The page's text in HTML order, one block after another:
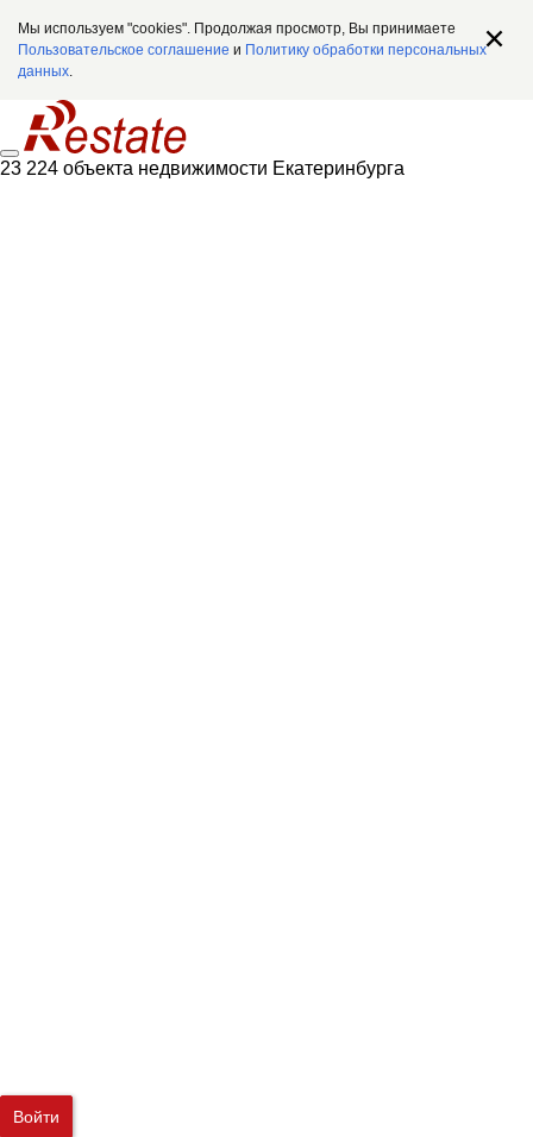
Мы используем "cookies". Продолжая просмотр, Вы принимаете
Пользовательское соглашение и Политику обработки персональных
данных.
23 224 объекта недвижимости Екатеринбурга
Войти